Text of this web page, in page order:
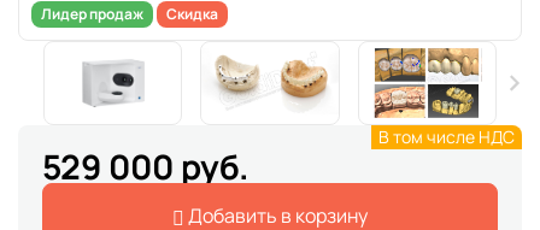
Лидер продаж Скидка
529 000 руб.
Добавить в корзину
В том числе НДС